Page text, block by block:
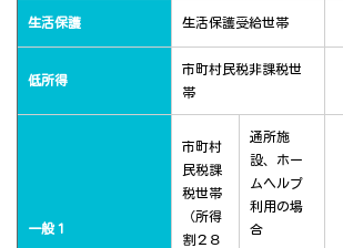
生活保護 生活保護受給世帯
低所得
市町村民税非課税世
帯
一般１
市町村
民税課
税世帯
（所得
割２８
通所施
設、ホー
ムヘルプ
利用の場
合